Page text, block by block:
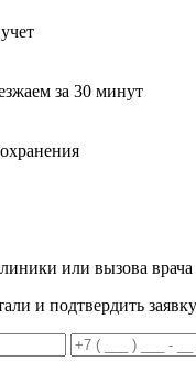
за 30 минут
или вызова
и подтвердить заявку